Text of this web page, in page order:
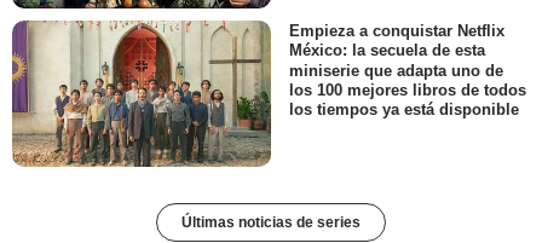
Empieza a conquistar Netflix
México: la secuela de esta
miniserie que adapta uno de
los 100 mejores libros de todos
los tiempos ya está disponible
Últimas noticias de series